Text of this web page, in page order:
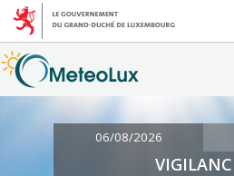
06/08/2026